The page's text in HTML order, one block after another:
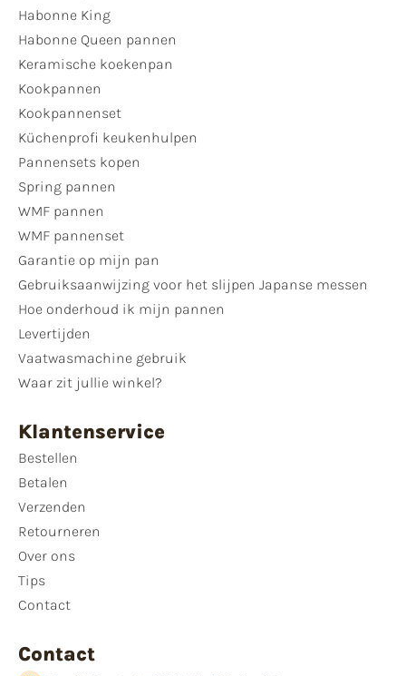
Habonne King
Habonne Queen pannen
Keramische koekenpan
Kookpannen
Kookpannenset
Küchenprofi keukenhulpen
Pannensets kopen
Spring pannen
WMF pannen
WMF pannenset
Garantie op mijn pan
Gebruiksaanwijzing voor het slijpen Japanse messen
Hoe onderhoud ik mijn pannen
Levertijden
Vaatwasmachine gebruik
Waar zit jullie winkel?
Klantenservice
Bestellen
Betalen
Verzenden
Retourneren
Over ons
Tips
Contact
Contact